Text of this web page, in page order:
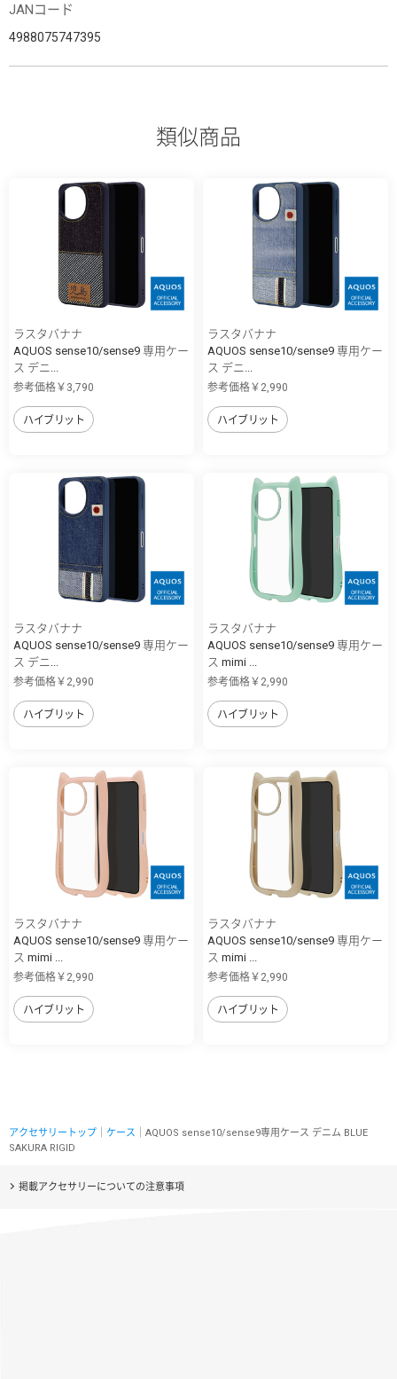
JANコード
4988075747395
類似商品
ラスタバナナ
AQUOS sense10/sense9 専用ケー
ス デニ...
参考価格￥3,790
ハイブリット
ラスタバナナ
AQUOS sense10/sense9 専用ケー
ス デニ...
参考価格￥2,990
ハイブリット
ラスタバナナ
AQUOS sense10/sense9 専用ケー
ス デニ...
参考価格￥2,990
ハイブリット
ラスタバナナ
AQUOS sense10/sense9 専用ケー
ス mimi ...
参考価格￥2,990
ハイブリット
ラスタバナナ
AQUOS sense10/sense9 専用ケー
ス mimi ...
参考価格￥2,990
ハイブリット
ラスタバナナ
AQUOS sense10/sense9 専用ケー
ス mimi ...
参考価格￥2,990
ハイブリット
アクセサリートップ ケース ｜AQUOS sense10/sense9専用ケース デニム BLUE
SAKURA RIGID
掲載アクセサリーについての注意事項